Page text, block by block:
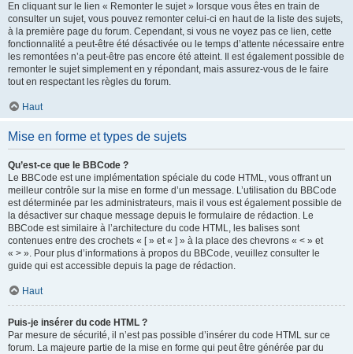
En cliquant sur le lien « Remonter le sujet » lorsque vous êtes en train de
consulter un sujet, vous pouvez remonter celui-ci en haut de la liste des sujets,
à la première page du forum. Cependant, si vous ne voyez pas ce lien, cette
fonctionnalité a peut-être été désactivée ou le temps d’attente nécessaire entre
les remontées n’a peut-être pas encore été atteint. Il est également possible de
remonter le sujet simplement en y répondant, mais assurez-vous de le faire
tout en respectant les règles du forum.
Haut
Mise en forme et types de sujets
Qu’est-ce que le BBCode ?
Le BBCode est une implémentation spéciale du code HTML, vous offrant un
meilleur contrôle sur la mise en forme d’un message. L’utilisation du BBCode
est déterminée par les administrateurs, mais il vous est également possible de
la désactiver sur chaque message depuis le formulaire de rédaction. Le
BBCode est similaire à l’architecture du code HTML, les balises sont
contenues entre des crochets « [ » et « ] » à la place des chevrons « < » et
« > ». Pour plus d’informations à propos du BBCode, veuillez consulter le
guide qui est accessible depuis la page de rédaction.
Haut
Puis-je insérer du code HTML ?
Par mesure de sécurité, il n’est pas possible d’insérer du code HTML sur ce
forum. La majeure partie de la mise en forme qui peut être générée par du